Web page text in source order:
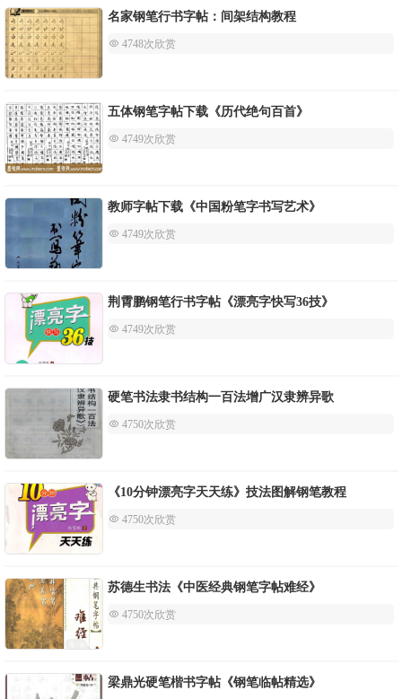
名家钢笔行书字帖：间架结构教程
 4748次欣赏
五体钢笔字帖下载《历代绝句百首》
 4749次欣赏
教师字帖下载《中国粉笔字书写艺术》
 4749次欣赏
荆霄鹏钢笔行书字帖《漂亮字快写36技》
 4749次欣赏
硬笔书法隶书结构一百法增广汉隶辨异歌
 4750次欣赏
《10分钟漂亮字天天练》技法图解钢笔教程
 4750次欣赏
苏德生书法《中医经典钢笔字帖难经》
 4750次欣赏
梁鼎光硬笔楷书字帖《钢笔临帖精选》